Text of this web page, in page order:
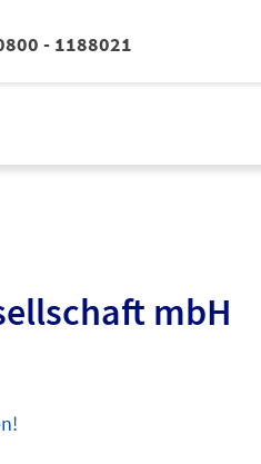
- 1188021
mbH